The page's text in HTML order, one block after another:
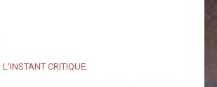
L'INSTANT CRITIQUE.